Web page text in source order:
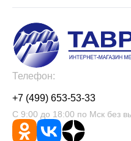
Телефон:
+7 (499) 653-53-33
С 9:00 до 18:00 по Мск без